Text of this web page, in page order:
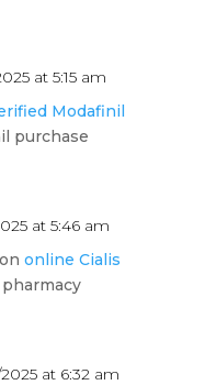
at 5:15 am
Modafinil
purchase
at 5:46 am
online Cialis
at 6:32 am